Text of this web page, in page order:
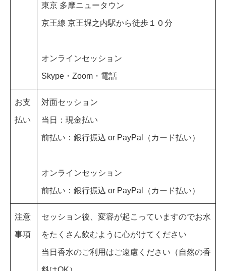
東京 多摩ニュータウン
京王線 京王堀之内駅から徒歩１０分
オンラインセッション
Skype・Zoom・電話
お支
払い
対面セッション
当日：現金払い
前払い：銀行振込 or PayPal（カード払い）
オンラインセッション
前払い：銀行振込 or PayPal（カード払い）
注意
事項
セッション後、変容が起こっていますのでお水
をたくさん飲むように心がけてください
当日香水のご利用はご遠慮ください（自然の香